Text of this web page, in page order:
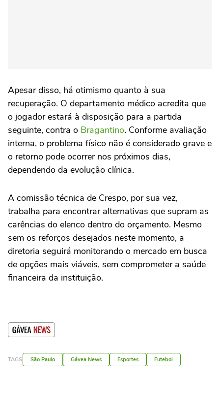
Apesar disso, há otimismo quanto à sua
recuperação. O departamento médico acredita que
o jogador estará à disposição para a partida
seguinte, contra o Bragantino. Conforme avaliação
interna, o problema físico não é considerado grave e
o retorno pode ocorrer nos próximos dias,
dependendo da evolução clínica.
A comissão técnica de Crespo, por sua vez,
trabalha para encontrar alternativas que supram as
carências do elenco dentro do orçamento. Mesmo
sem os reforços desejados neste momento, a
diretoria seguirá monitorando o mercado em busca
de opções mais viáveis, sem comprometer a saúde
financeira da instituição.
TAGS São Paulo Gávea News Esportes Futebol